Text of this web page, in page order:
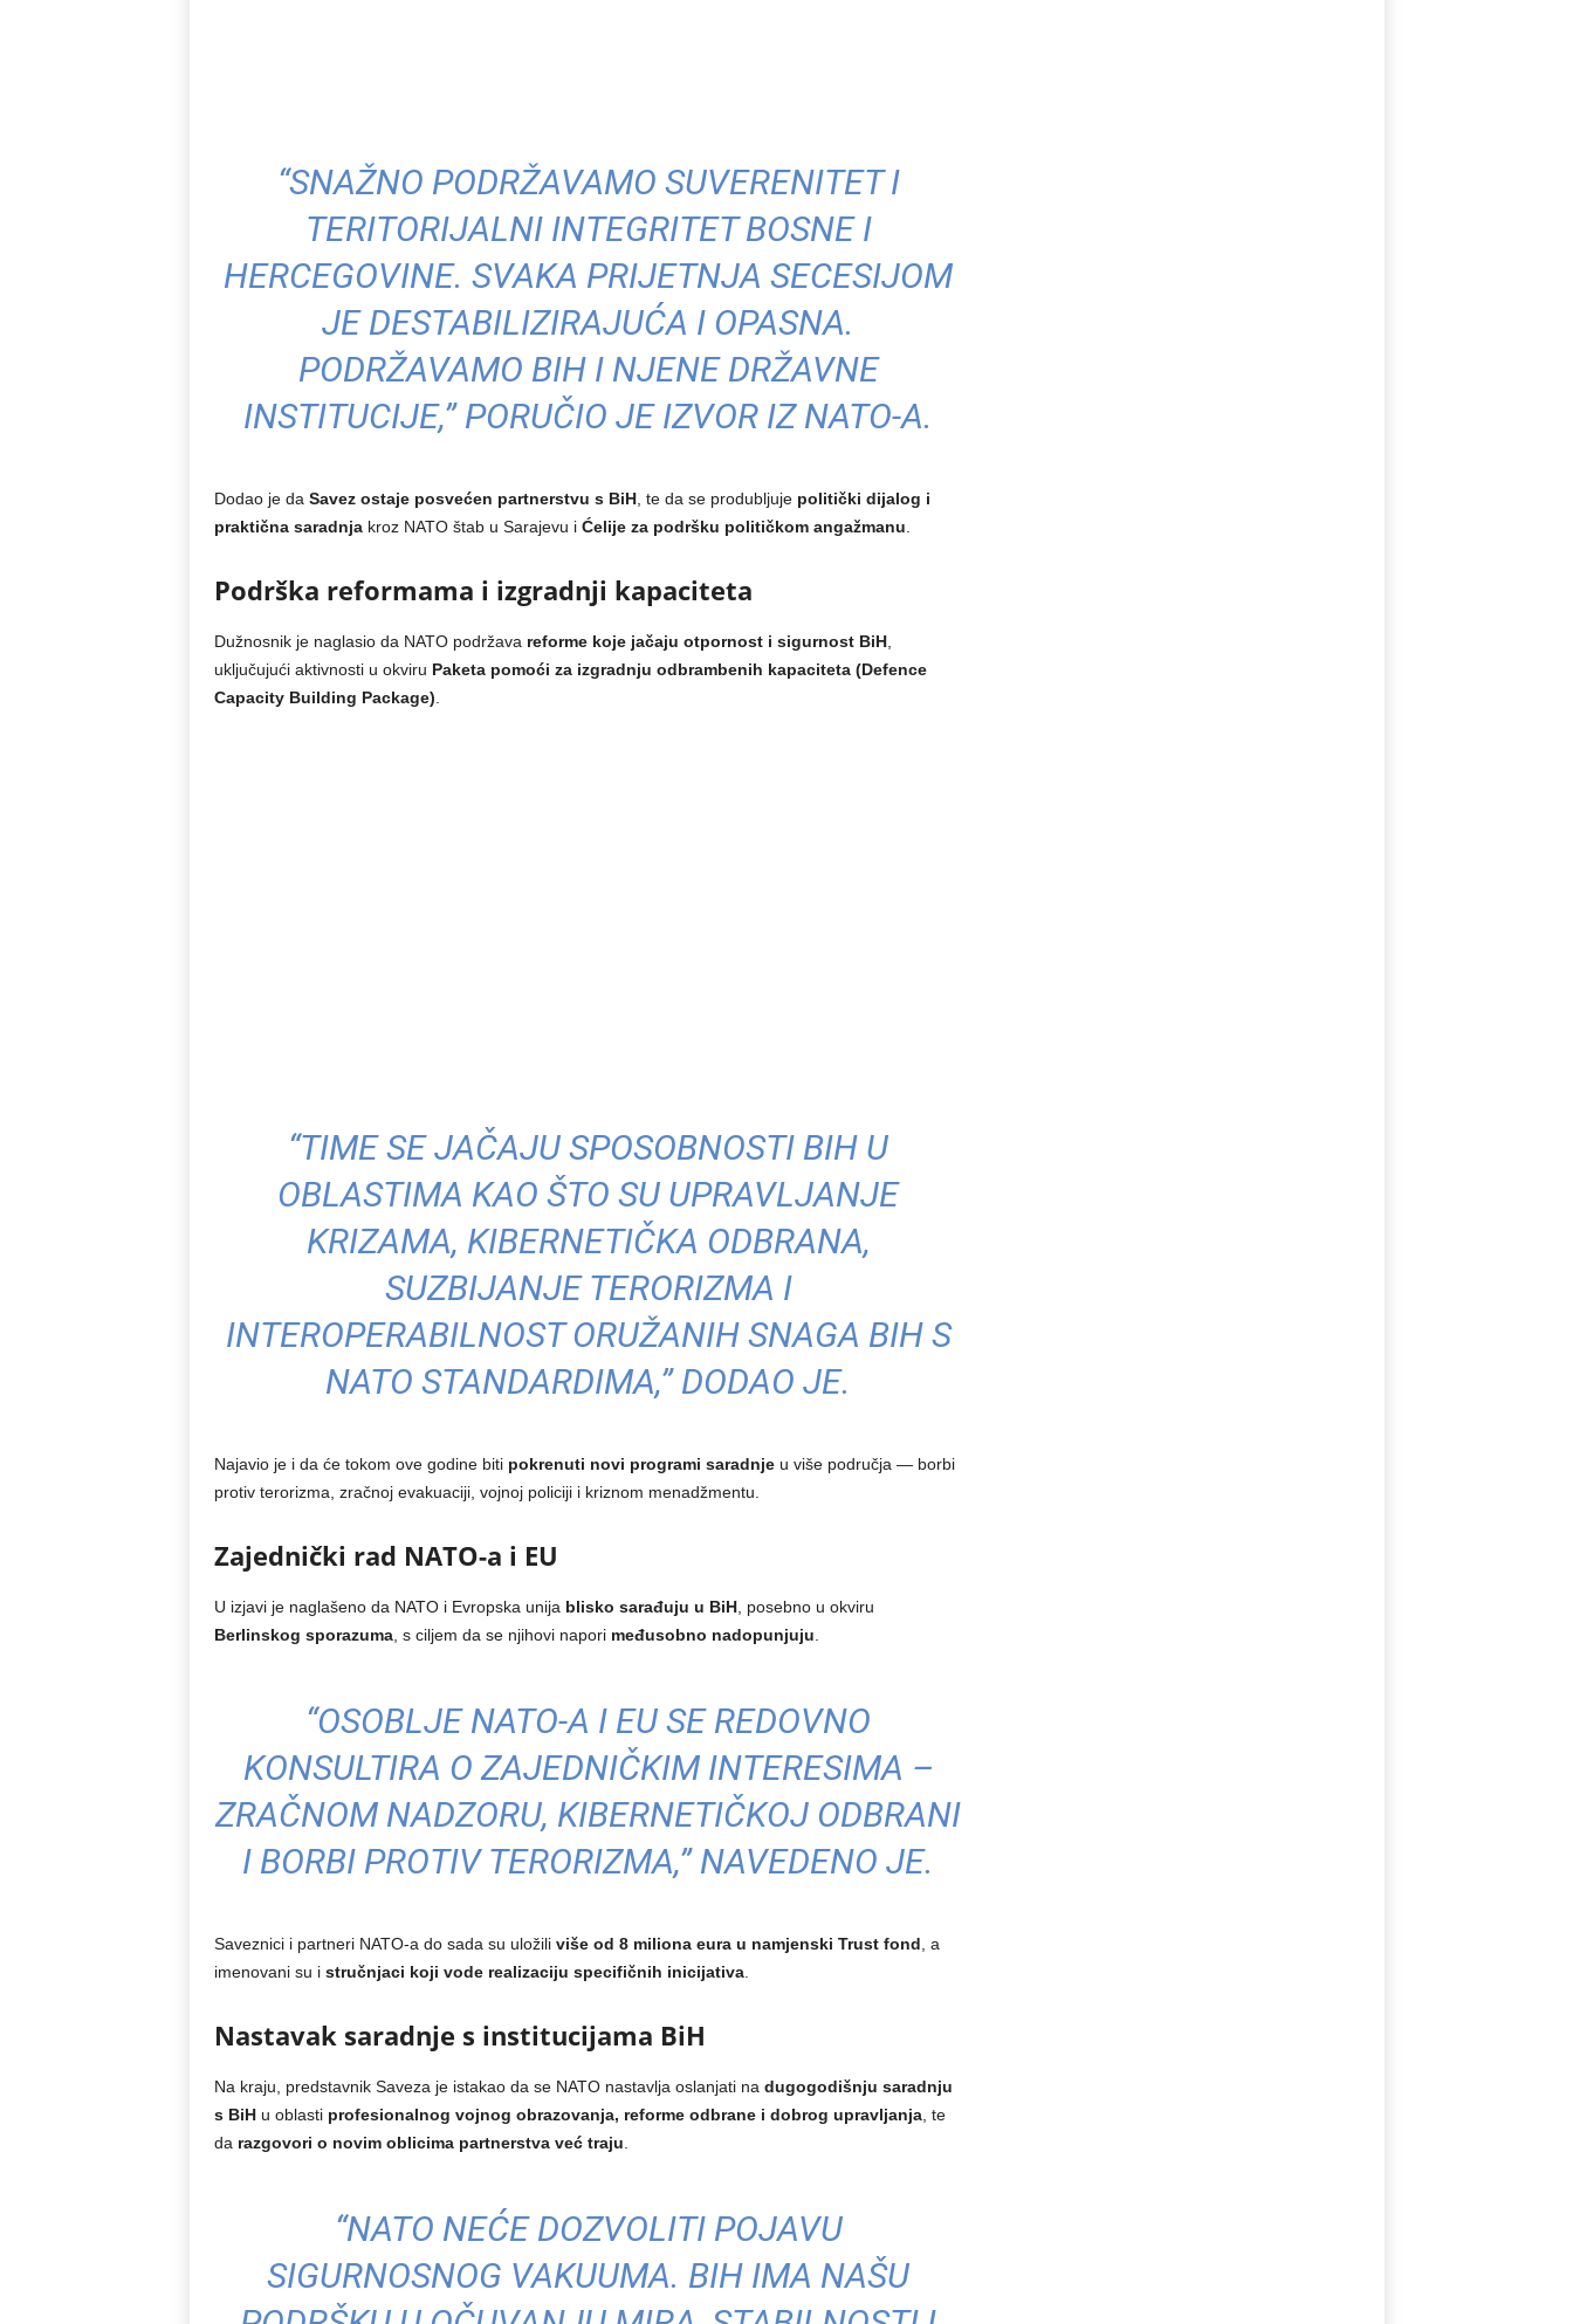
“SNAŽNO PODRŽAVAMO SUVERENITET I
TERITORIJALNI INTEGRITET BOSNE I
HERCEGOVINE. SVAKA PRIJETNJA SECESIJOM
JE DESTABILIZIRAJUĆA I OPASNA.
PODRŽAVAMO BIH I NJENE DRŽAVNE
INSTITUCIJE,” PORUČIO JE IZVOR IZ NATO-A.
Dodao je da Savez ostaje posvećen partnerstvu s BiH, te da se produbljuje politički dijalog i
praktična saradnjakroz NATO štab u Sarajevu i Ćelije za podršku političkom angažmanu
Podrška reformama i izgradnji kapaciteta
Dužnosnik je naglasio da NATO podržava reforme koje jačaju otpornost i sigurnost BiH,
uključujući aktivnosti u okviru Paketa pomoći za izgradnju odbrambenih kapaciteta (Defence
Capacity Building Package)
“TIME SE JAČAJU SPOSOBNOSTI BIH U
OBLASTIMA KAO ŠTO SU UPRAVLJANJE
KRIZAMA, KIBERNETIČKA ODBRANA,
SUZBIJANJE TERORIZMA I
INTEROPERABILNOST ORUŽANIH SNAGA BIH S
NATO STANDARDIMA,” DODAO JE.
Najavio je i da će tokom ove godine biti pokrenuti novi programi saradnjeu više područja — borbi
protiv terorizma, zračnoj evakuaciji, vojnoj policiji i kriznom menadžmentu.
Zajednički rad NATO-a i EU
U izjavi je naglašeno da NATO i Evropska unija blisko sarađuju u BiH, posebno u okviru
Berlinskog sporazuma, s ciljem da se njihovi napori međusobno nadopunjuju
“OSOBLJE NATO-A I EU SE REDOVNO
KONSULTIRA O ZAJEDNIČKIM INTERESIMA –
ZRAČNOM NADZORU, KIBERNETIČKOJ ODBRANI
I BORBI PROTIV TERORIZMA,” NAVEDENO JE.
Saveznici i partneri NATO-a do sada su uložili više od 8 miliona eura u namjenski Trust fond , a
imenovani su i stručnjaci koji vode realizaciju specifičnih inicijativa.
Nastavak saradnje s institucijama BiH
Na kraju, predstavnik Saveza je istakao da se NATO nastavlja oslanjati na dugogodišnju saradnju
s BiHu oblasti profesionalnog vojnog obrazovanja, reforme odbrane i dobrog upravljanja, te
da razgovori o novim oblicima partnerstva već traju
“NATO NEĆE DOZVOLITI POJAVU
SIGURNOSNOG VAKUUMA. BIH IMA NAŠU